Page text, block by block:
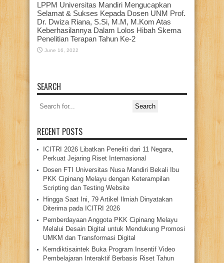
LPPM Universitas Mandiri Mengucapkan
Selamat & Sukses Kepada Dosen UNM Prof.
Dr. Dwiza Riana, S.Si, M.M, M.Kom Atas
Keberhasilannya Dalam Lolos Hibah Skema
Penelitian Terapan Tahun Ke-2
June 16, 2022
SEARCH
Search
for:
RECENT POSTS
ICITRI 2026 Libatkan Peneliti dari 11 Negara,
Perkuat Jejaring Riset Internasional
Dosen FTI Universitas Nusa Mandiri Bekali Ibu
PKK Cipinang Melayu dengan Keterampilan
Scripting dan Testing Website
Hingga Saat Ini, 79 Artikel Ilmiah Dinyatakan
Diterima pada ICITRI 2026
Pemberdayaan Anggota PKK Cipinang Melayu
Melalui Desain Digital untuk Mendukung Promosi
UMKM dan Transformasi Digital
Kemdiktisaintek Buka Program Insentif Video
Pembelajaran Interaktif Berbasis Riset Tahun